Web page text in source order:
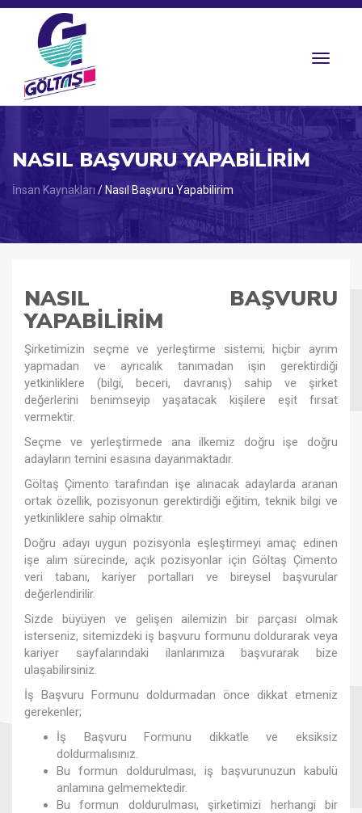
Toggle
NASIL BAŞVURU YAPABILIRIM
İnsan Kaynakları / Nasıl Başvuru Yapabilirim
NASIL BAŞVURU
YAPABILIRIM
Şirketimizin seçme ve yerleştirme sistemi; hiçbir ayrım
yapmadan ve ayrıcalık tanımadan işin gerektirdiği
yetkinliklere (bilgi, beceri, davranış) sahip ve şirket
değerlerini benimseyip yaşatacak kişilere eşit fırsat
vermektir.
Seçme ve yerleştirmede ana ilkemiz doğru işe doğru
adayların temini esasına dayanmaktadır.
Göltaş Çimento tarafından işe alınacak adaylarda aranan
ortak özellik, pozisyonun gerektirdiği eğitim, teknik bilgi ve
yetkinliklere sahip olmaktır.
Doğru adayı uygun pozisyonla eşleştirmeyi amaç edinen
işe alım sürecinde, açık pozisyonlar için Göltaş Çimento
veri tabanı, kariyer portalları ve bireysel başvurular
değerlendirilir.
Sizde büyüyen ve gelişen ailemizin bir parçası olmak
isterseniz, sitemizdeki iş başvuru formunu doldurarak veya
kariyer sayfalarındaki ilanlarımıza başvurarak bize
ulaşabilirsiniz.
İş Başvuru Formunu doldurmadan önce dikkat etmeniz
gerekenler;
İş Başvuru Formunu dikkatle ve eksiksiz
doldurmalısınız.
Bu formun doldurulması, iş başvurunuzun kabulü
anlamına gelmemektedir.
Bu formun doldurulması, şirketimizi herhangi bir